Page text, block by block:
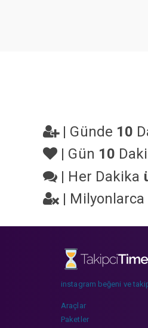
| Günde 10
| Gün 10
| Her Dakika
| Milyonlarca
instagram beğeni ve
Araçlar
Paketler